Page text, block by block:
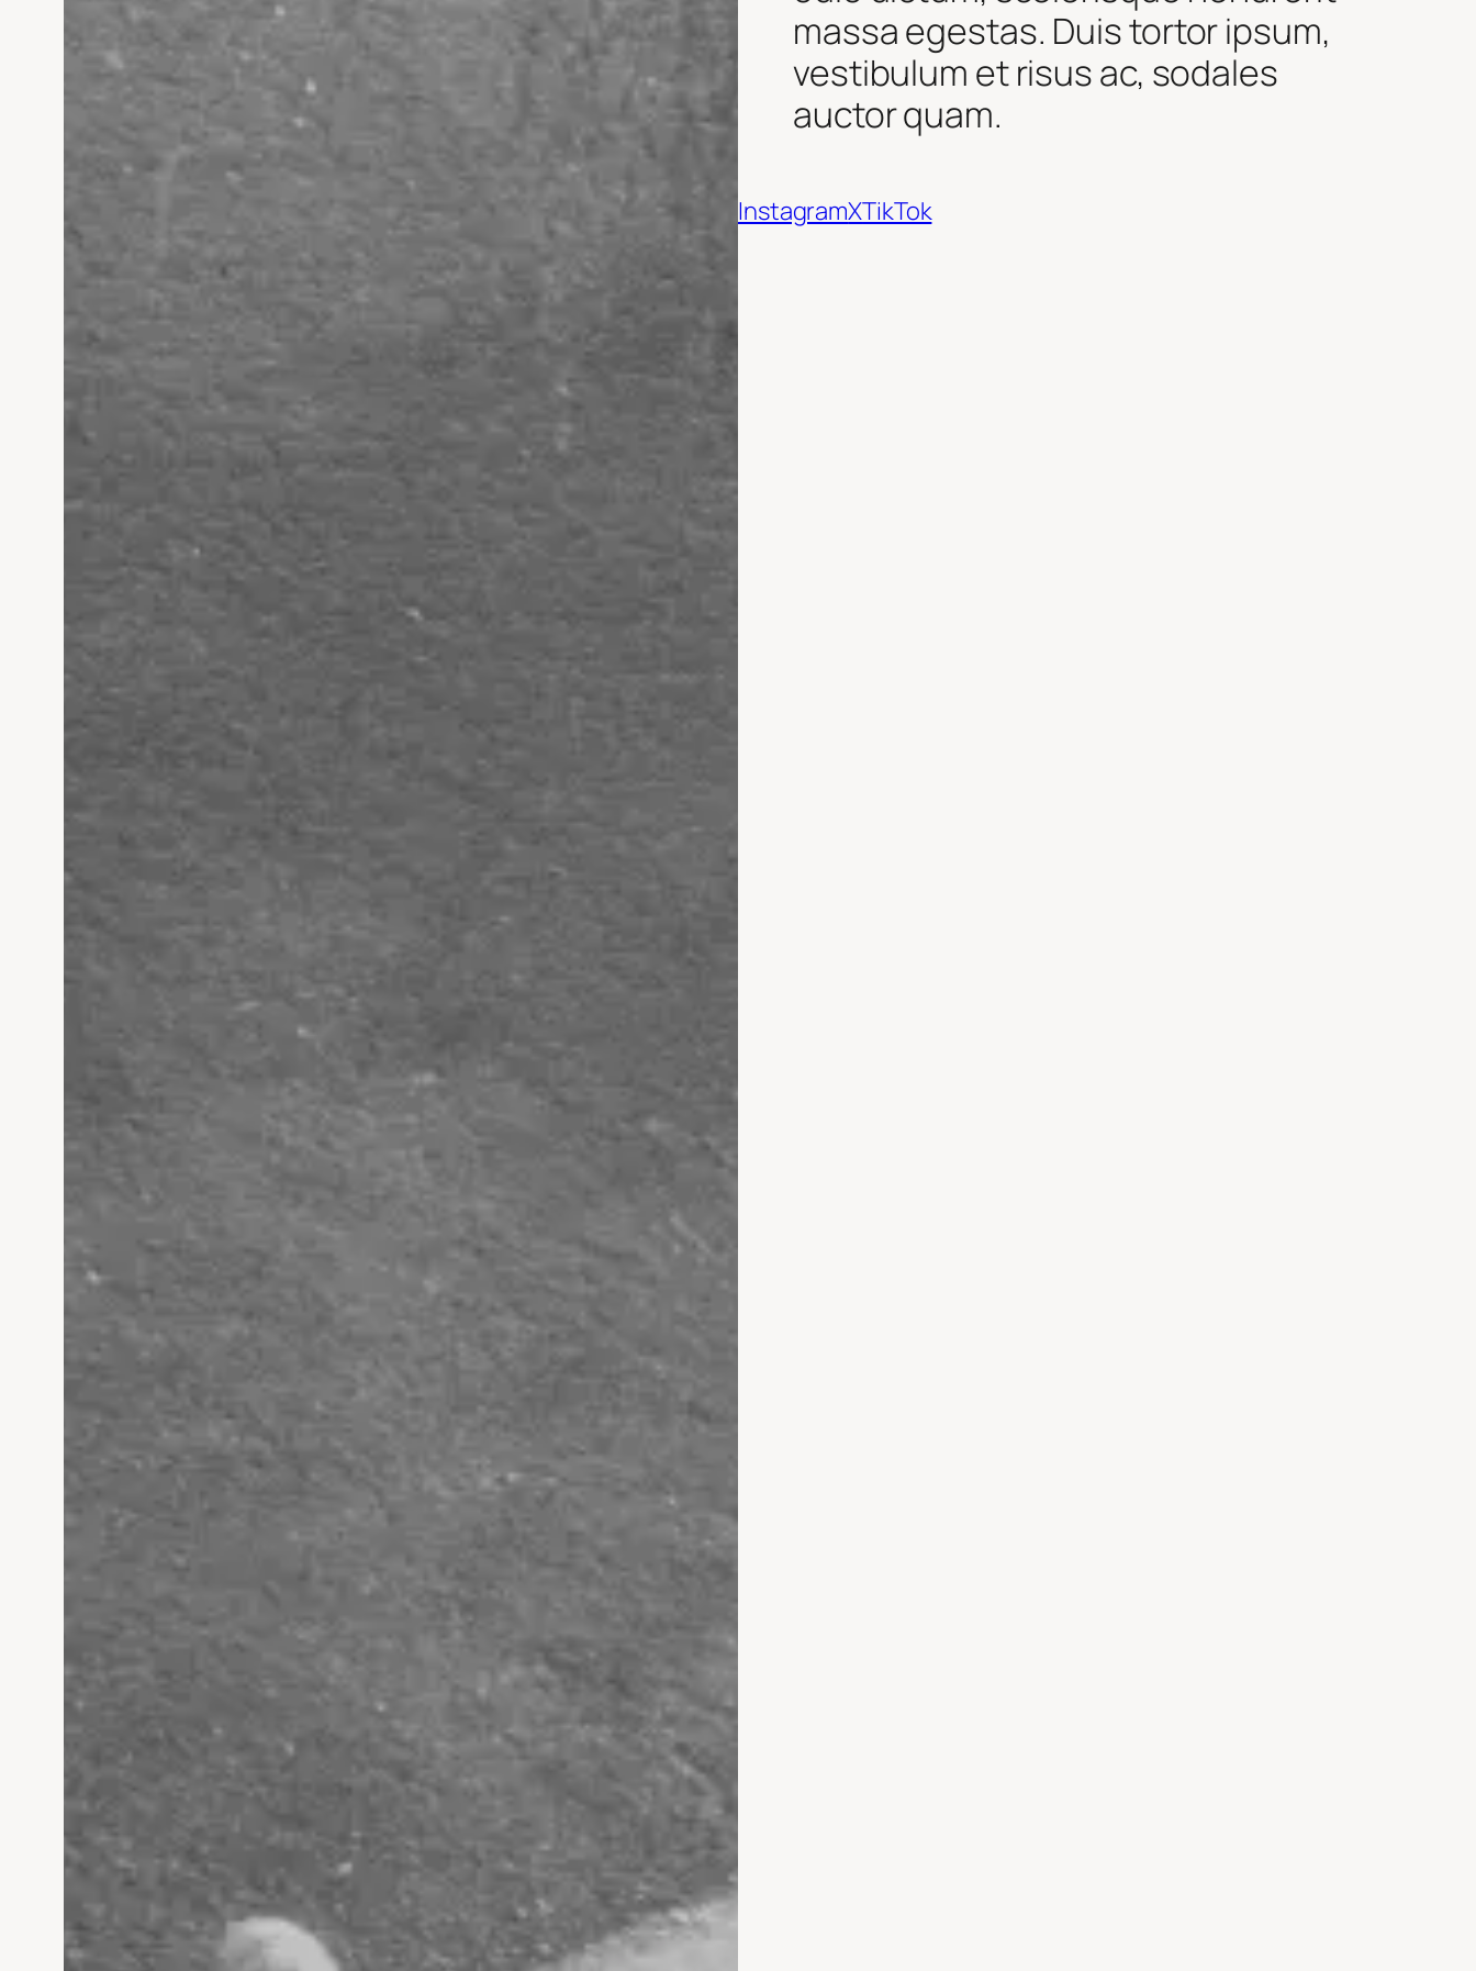
massa egestas. Duis tortor ipsum,
vestibulum et risus ac, sodales
auctor quam.
InstagramXTikTok